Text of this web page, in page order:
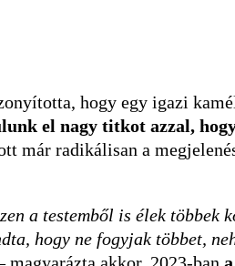
hogy egy igazi
el nagy titkot azzal,
már radikálisan a
a testemből is élek többek
hogy ne fogyjak többet,